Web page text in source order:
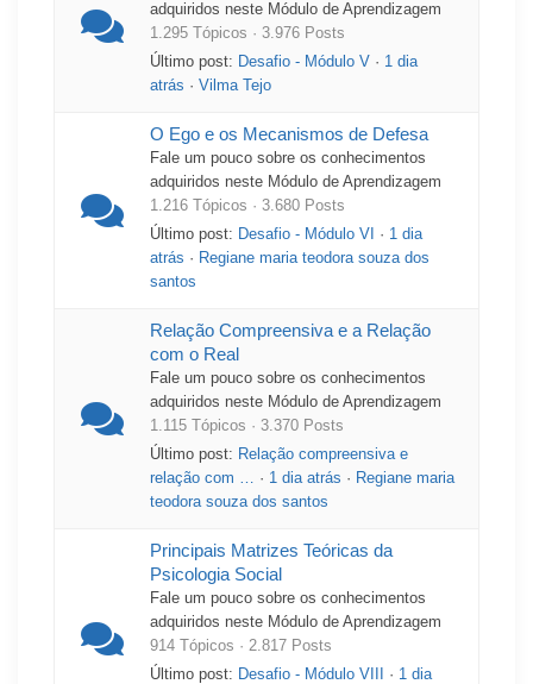
adquiridos neste Módulo de Aprendizagem
1.295 Tópicos · 3.976 Posts
Último post: Desafio - Módulo V · 1 dia
atrás · Vilma Tejo
O Ego e os Mecanismos de Defesa
Fale um pouco sobre os conhecimentos
adquiridos neste Módulo de Aprendizagem
1.216 Tópicos · 3.680 Posts
Último post: Desafio - Módulo VI · 1 dia
atrás · Regiane maria teodora souza dos
santos
Relação Compreensiva e a Relação
com o Real
Fale um pouco sobre os conhecimentos
adquiridos neste Módulo de Aprendizagem
1.115 Tópicos · 3.370 Posts
Último post: Relação compreensiva e
relação com … · 1 dia atrás · Regiane maria
teodora souza dos santos
Principais Matrizes Teóricas da
Psicologia Social
Fale um pouco sobre os conhecimentos
adquiridos neste Módulo de Aprendizagem
914 Tópicos · 2.817 Posts
Último post: Desafio - Módulo VIII · 1 dia